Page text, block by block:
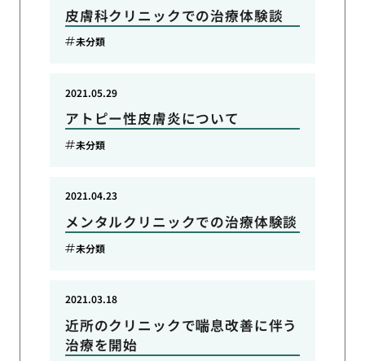
皮膚科クリニックでの治療体験談
未分類
アトピー性皮膚炎について
2021.05.29
未分類
メンタルクリニックでの治療体験談
2021.04.23
未分類
近所のクリニックで喘息改善に伴う
治療を開始
2021.03.18